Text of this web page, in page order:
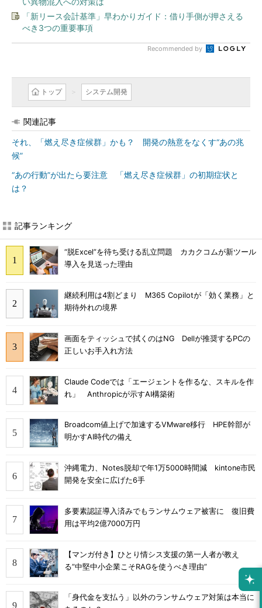
「新リース会計基準」早わかりガイド：借り手側が押さえる
べき3つの重要事項
Recommended by
トップ システム開発
関連記事
それ、「燃え尽き症候群」かも？ 開発の熱意をなくす“あの兆
候”
“あの行動”が出たら要注意 「燃え尽き症候群」の初期症状と
は？
記事ランキング
“脱Excel”を待ち受ける乱立問題 カカクコムが新ツール
導入を見送った理由
継続利用は4割どまり M365 Copilotが「効く業務」と
期待外れの境界
画面をティッシュで拭くのはNG Dellが推奨するPCの
正しいお手入れ方法
Claude Codeでは「エージェントを作るな、スキルを作
れ」 Anthropicが示すAI構築術
Broadcom値上げで加速するVMware移行 HPE幹部が
明かすAI時代の備え
沖縄電力、Notes脱却で年1万5000時間減 kintone市民
開発を安全に広げた6手
多要素認証導入済みでもランサムウェア被害に 復旧費
用は平均2億7000万円
【マンガ付き】ひとり情シス支援の第一人者が教え
る”中堅中小企業こそRAGを使うべき理由”
「身代金を支払う」以外のランサムウェア対策は本当に